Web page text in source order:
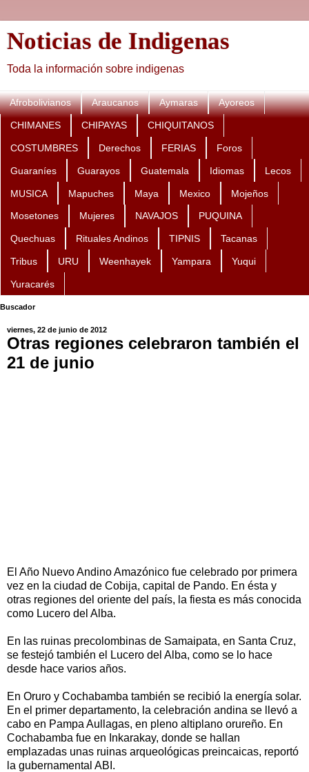
Noticias de Indigenas
Toda la información sobre indigenas
Afrobolivianos Araucanos Aymaras Ayoreos
CHIMANES CHIPAYAS CHIQUITANOS
COSTUMBRES Derechos FERIAS Foros
Guaraníes Guarayos Guatemala Idiomas Lecos
MUSICA Mapuches Maya Mexico Mojeños
Mosetones Mujeres NAVAJOS PUQUINA
Quechuas Rituales Andinos TIPNIS Tacanas
Tribus URU Weenhayek Yampara Yuqui
Yuracarés
Buscador
viernes, 22 de junio de 2012
Otras regiones celebraron también el
21 de junio
El Año Nuevo Andino Amazónico fue celebrado por primera
vez en la ciudad de Cobija, capital de Pando. En ésta y
otras regiones del oriente del país, la fiesta es más conocida
como Lucero del Alba.
En las ruinas precolombinas de Samaipata, en Santa Cruz,
se festejó también el Lucero del Alba, como se lo hace
desde hace varios años.
En Oruro y Cochabamba también se recibió la energía solar.
En el primer departamento, la celebración andina se llevó a
cabo en Pampa Aullagas, en pleno altiplano orureño. En
Cochabamba fue en Inkarakay, donde se hallan
emplazadas unas ruinas arqueológicas preincaicas, reportó
la gubernamental ABI.